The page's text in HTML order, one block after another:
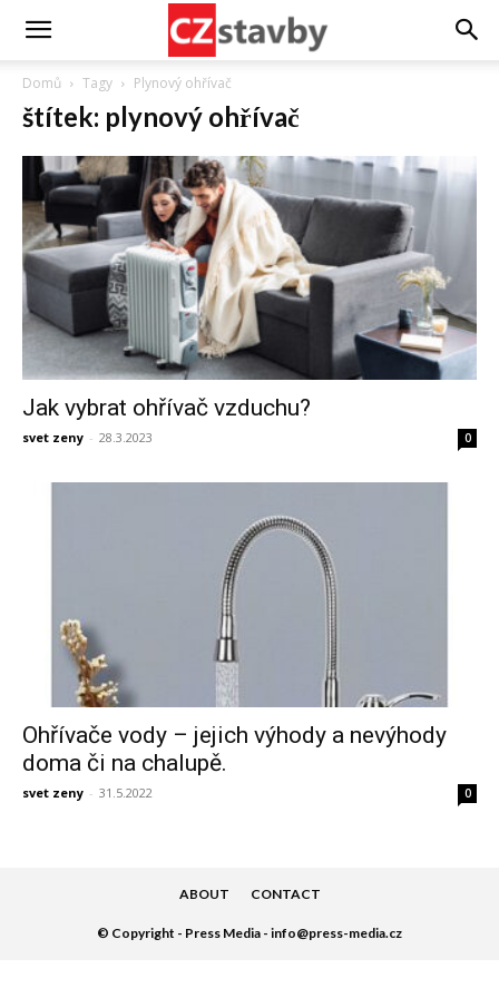
Domů Tagy Plynový ohřívač
štítek: plynový ohřívač
Jak vybrat ohřívač vzduchu?
svet zeny - 28.3.2023 0
Ohřívače vody – jejich výhody a nevýhody
doma či na chalupě.
svet zeny - 31.5.2022 0
ABOUT CONTACT
© Copyright - Press Media - info@press-media.cz